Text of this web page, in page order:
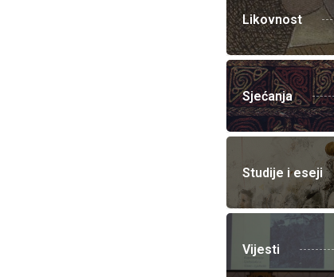
Likovnost
Sjećanja
Studije i eseji
Vijesti